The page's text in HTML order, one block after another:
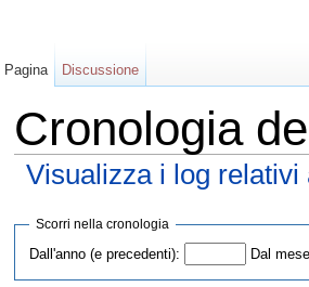
Cronologia
Visualizza i log relativi
Scorri nella cronologia
Dall'anno (e precedenti): Dal
Pagina Discussione